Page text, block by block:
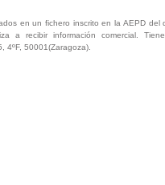
en un fichero inscrito en la AEPD
a recibir información comercial.
4ºF, 50001(Zaragoza).